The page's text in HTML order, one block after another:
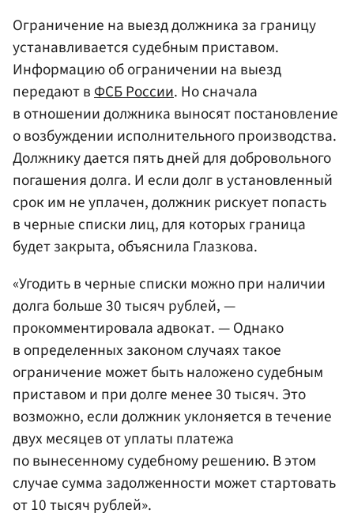
Ограничение на выезд должника за границу
устанавливается судебным приставом.
Информацию об ограничении на выезд
передают в ФСБ России. Но сначала
в отношении должника выносят постановление
о возбуждении исполнительного производства.
Должнику дается пять дней для добровольного
погашения долга. И если долг в установленный
срок им не уплачен, должник рискует попасть
в черные списки лиц, для которых граница
будет закрыта, объяснила Глазкова.
«Угодить в черные списки можно при наличии
долга больше 30 тысяч рублей, —
прокомментировала адвокат. — Однако
в определенных законом случаях такое
ограничение может быть наложено судебным
приставом и при долге менее 30 тысяч. Это
возможно, если должник уклоняется в течение
двух месяцев от уплаты платежа
по вынесенному судебному решению. В этом
случае сумма задолженности может стартовать
от 10 тысяч рублей».